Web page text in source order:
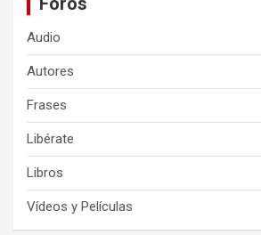
Audio
Autores
Frases
Libérate
Libros
Vídeos y Películas